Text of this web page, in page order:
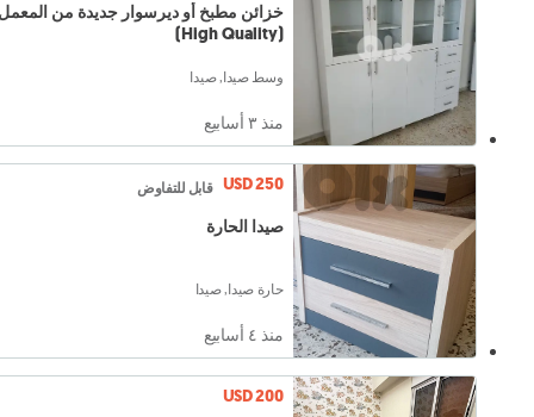
خزائن مطبخ أو ديرسوار جديدة من
(High Quality)
وسط صيدا, صيدا
منذ ٣ أسابيع
USD 250 قابل للتفاوض
صيدا الحارة
حارة صيدا, صيدا
منذ ٤ أسابيع
USD 200